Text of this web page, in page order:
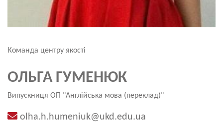
Команда центру якості
ОЛЬГА ГУМЕНЮК
Випускниця ОП "Англійська мова (переклад)"
olha.h.humeniuk@ukd.edu.ua